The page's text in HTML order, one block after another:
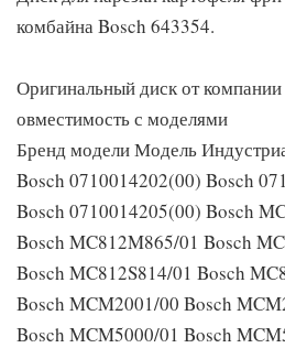
комбайна Bosch 643354.
Оригинальный диск от
овместимость с моделями
Бренд модели Модель
Bosch 0710014202(00) Bosch
Bosch 0710014205(00) Bosch
Bosch MC812M865/01 Bosch
Bosch MC812S814/01 Bosch
Bosch MCM2001/00 Bosch
Bosch MCM5000/01 Bosch